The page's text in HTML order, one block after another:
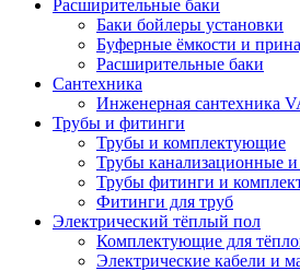
Расширительные баки
Баки бойлеры установки
Буферные ёмкости и
Расширительные баки
Сантехника
Инженерная сантехника
Трубы и фитинги
Трубы и комплектующие
Трубы канализационные
Трубы фитинги и
Фитинги для труб
Электрический тёплый пол
Комплектующие для
Электрические кабели и